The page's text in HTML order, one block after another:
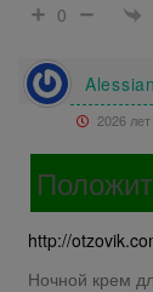
0
2026
http://
Ночной крем